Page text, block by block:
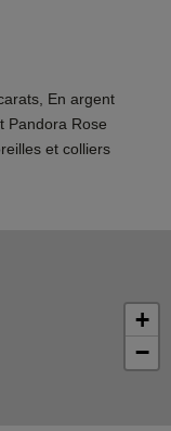
En argent
Pandora Rose
et colliers
+
−